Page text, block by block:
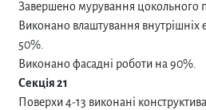
Завершено мурування цокольного
Виконано влаштування внутрішніх
50%.
Виконано фасадні роботи на 90%.
Секція 21
Поверхи 4-13 виконані